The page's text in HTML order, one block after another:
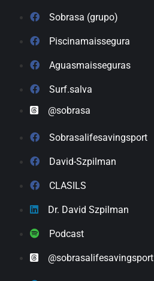
Sobrasa (grupo)
Piscinamaissegura
Aguasmaisseguras
Surf.salva
@sobrasa
Sobrasalifesavingsport
David-Szpilman
CLASILS
Dr. David Szpilman
Podcast
@sobrasalifesavingsport